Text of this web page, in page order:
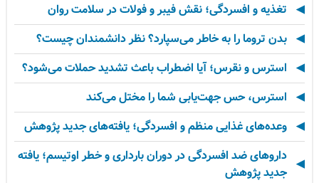
تغذیه و افسردگی؛ نقش فیبر و فولات در سلامت روان
بدن تروما را به خاطر می‌سپارد؟ نظر دانشمندان چیست؟
استرس و نقرس؛ آیا اضطراب باعث تشدید حملات می‌شود؟
استرس، حس جهت‌یابی شما را مختل می‌کند
وعده‌های غذایی منظم و افسردگی؛ یافته‌های جدید پژوهش
داروهای ضد افسردگی در دوران بارداری و خطر اوتیسم؛ یافته
جدید پژوهش